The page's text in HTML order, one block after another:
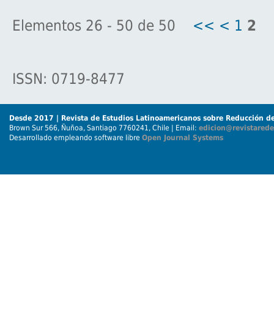
Elementos 26 - 50 de 50 << < 1 2
ISSN: 0719-8477
Desde 2017 | Revista de Estudios Latinoamericanos sobre Reducción
Brown Sur 566, Ñuñoa, Santiago 7760241, Chile | Email:
Desarrollado empleando software libre Open Journal Systems